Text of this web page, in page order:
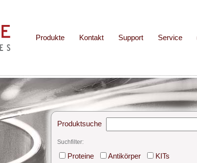
Produkte Kontakt Support Service
Produktsuche
Suchfilter:
Proteine Antikörper
KITs